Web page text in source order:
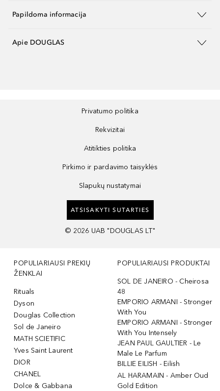
Papildoma informacija
Apie DOUGLAS
Privatumo politika
Rekvizitai
Atitikties politika
Pirkimo ir pardavimo taisyklės
Slapukų nustatymai
ATSISAKYTI SUTARTIES
© 2026 UAB "DOUGLAS LT"
POPULIARIAUSI PREKIŲ
ŽENKLAI
Rituals
Dyson
Douglas Collection
Sol de Janeiro
MATH SCIETIFIC
Yves Saint Laurent
DIOR
CHANEL
Dolce & Gabbana
POPULIARIAUSI PRODUKTAI
SOL DE JANEIRO - Cheirosa
48
EMPORIO ARMANI - Stronger
With You
EMPORIO ARMANI - Stronger
With You Intensely
JEAN PAUL GAULTIER - Le
Male Le Parfum
BILLIE EILISH - Eilish
AL HARAMAIN - Amber Oud
Gold Edition